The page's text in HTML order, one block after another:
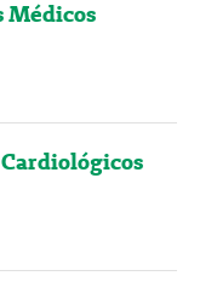
Médicos